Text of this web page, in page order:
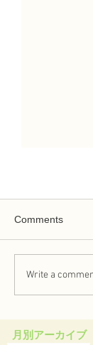
「かわい
する！「
Comments
Write a
月別アーカイブ